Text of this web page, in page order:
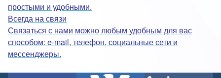
простыми и удобными.
Всегда на связи
Связаться с нами можно любым удобным для вас
способом: e-mail, телефон, социальные сети и
мессенджеры.